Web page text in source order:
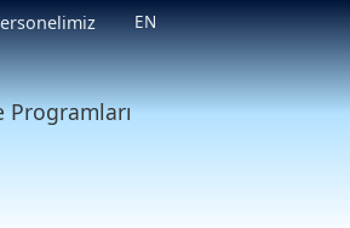
EN
Programları